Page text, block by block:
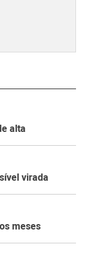
alta
virada
meses